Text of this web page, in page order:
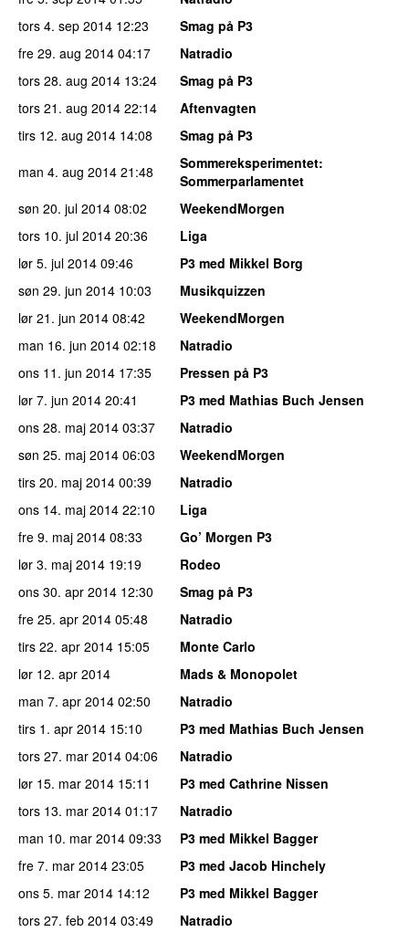
tors 4. sep 2014 12:23
Smag på P3
fre 29. aug 2014 04:17
Natradio
tors 28. aug 2014 13:24
Smag på P3
tors 21. aug 2014 22:14
Aftenvagten
tirs 12. aug 2014 14:08
Smag på P3
man 4. aug 2014 21:48 Sommereksperimentet:
Sommerparlamentet
søn 20. jul 2014 08:02
WeekendMorgen
tors 10. jul 2014 20:36
Liga
lør 5. jul 2014 09:46
P3 med Mikkel Borg
søn 29. jun 2014 10:03
Musikquizzen
lør 21. jun 2014 08:42
WeekendMorgen
man 16. jun 2014 02:18
Natradio
ons 11. jun 2014 17:35
Pressen på P3
lør 7. jun 2014 20:41
P3 med Mathias Buch Jensen
ons 28. maj 2014 03:37
Natradio
søn 25. maj 2014 06:03
WeekendMorgen
tirs 20. maj 2014 00:39
Natradio
ons 14. maj 2014 22:10
Liga
fre 9. maj 2014 08:33
Go’ Morgen P3
lør 3. maj 2014 19:19
Rodeo
ons 30. apr 2014 12:30
Smag på P3
fre 25. apr 2014 05:48
Natradio
tirs 22. apr 2014 15:05
Monte Carlo
lør 12. apr 2014
Mads & Monopolet
man 7. apr 2014 02:50
Natradio
tirs 1. apr 2014 15:10
P3 med Mathias Buch Jensen
tors 27. mar 2014 04:06
Natradio
lør 15. mar 2014 15:11
P3 med Cathrine Nissen
tors 13. mar 2014 01:17
Natradio
man 10. mar 2014 09:33
P3 med Mikkel Bagger
fre 7. mar 2014 23:05
P3 med Jacob Hinchely
ons 5. mar 2014 14:12
P3 med Mikkel Bagger
tors 27. feb 2014 03:49
Natradio